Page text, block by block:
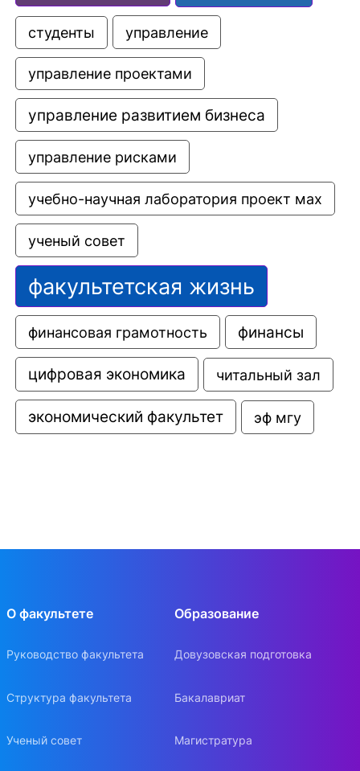
студенты управление
управление проектами
управление развитием бизнеса
управление рисками
учебно-научная лаборатория проект мах
ученый совет
факультетская жизнь
финансовая грамотность финансы
цифровая экономика читальный зал
экономический факультет эф мгу
О факультете
Руководство факультета
Структура факультета
Ученый совет
Образование
Довузовская подготовка
Бакалавриат
Магистратура